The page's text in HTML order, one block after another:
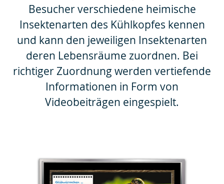
Besucher verschiedene heimische
Insektenarten des Kühlkopfes kennen
und kann den jeweiligen Insektenarten
deren Lebensräume zuordnen. Bei
richtiger Zuordnung werden vertiefende
Informationen in Form von
Videobeiträgen eingespielt.